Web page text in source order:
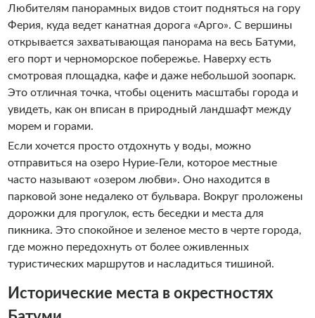
Любителям панорамных видов стоит подняться на гору
Ферия, куда ведет канатная дорога «Арго». С вершины
открывается захватывающая панорама на весь Батуми,
его порт и черноморское побережье. Наверху есть
смотровая площадка, кафе и даже небольшой зоопарк.
Это отличная точка, чтобы оценить масштабы города и
увидеть, как он вписан в природный ландшафт между
морем и горами.
Если хочется просто отдохнуть у воды, можно
отправиться на озеро Нурие-Гели, которое местные
часто называют «озером любви». Оно находится в
парковой зоне недалеко от бульвара. Вокруг проложены
дорожки для прогулок, есть беседки и места для
пикника. Это спокойное и зеленое место в черте города,
где можно передохнуть от более оживленных
туристических маршрутов и насладиться тишиной.
Исторические места в окрестностях